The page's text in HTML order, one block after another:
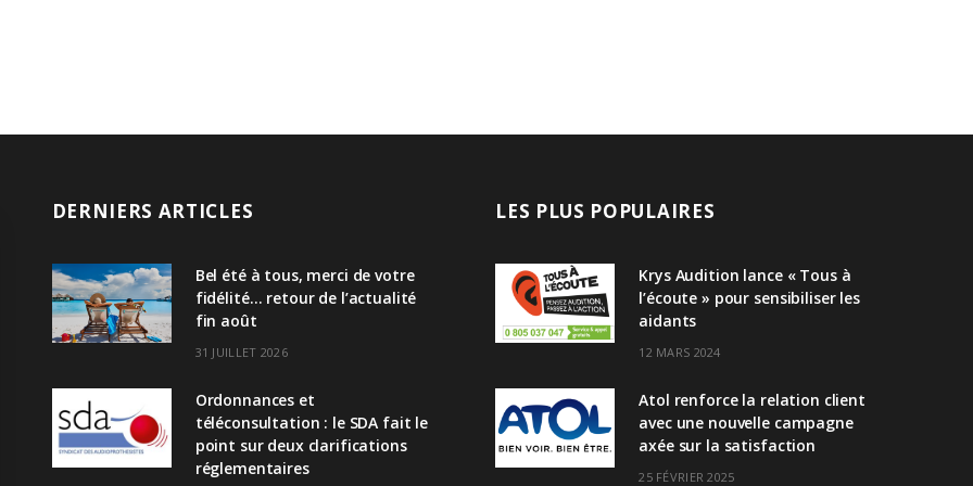
DERNIERS ARTICLES
Bel été à tous, merci de votre
fidélité… retour de l’actualité
fin août
31 JUILLET 2026
Ordonnances et
téléconsultation : le SDA fait le
point sur deux clarifications
réglementaires
LES PLUS POPULAIRES
Krys Audition lance « Tous à
l’écoute » pour sensibiliser les
aidants
12 MARS 2024
Atol renforce la relation client
avec une nouvelle campagne
axée sur la satisfaction
25 FÉVRIER 2025